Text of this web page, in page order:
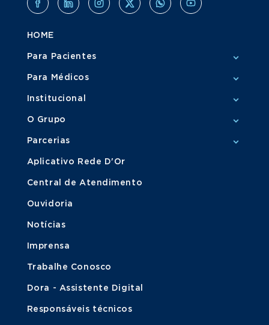
HOME
Para Pacientes
Para Médicos
Institucional
O Grupo
Parcerias
Aplicativo Rede D'Or
Central de Atendimento
Ouvidoria
Notícias
Imprensa
Trabalhe Conosco
Dora - Assistente Digital
Responsáveis técnicos